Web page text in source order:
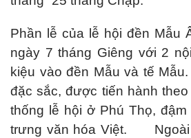
Phần lễ của lễ hội đền Mẫu
ngày 7 tháng Giêng với 2
kiệu vào đền Mẫu và tế
đặc sắc, được tiến hành
thống lễ hội ở Phú Thọ,
trưng văn hóa Việt. Ngoài